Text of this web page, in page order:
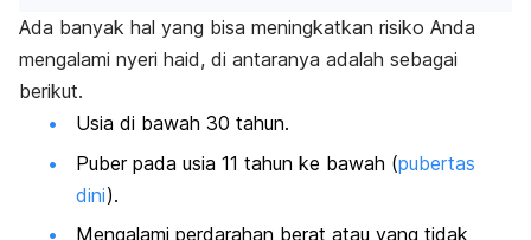
Ada banyak hal yang bisa meningkatkan risiko Anda
mengalami nyeri haid, di antaranya adalah sebagai
berikut.
Usia di bawah 30 tahun.
Puber pada usia 11 tahun ke bawah (pubertas
dini).
Mengalami perdarahan berat atau yang tidak